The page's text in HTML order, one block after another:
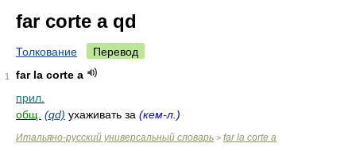
far corte a qd
Толкование Перевод
1
far la corte a
прил.
общ. (qd) ухаживать за (кем-л.)
Итальяно-русский универсальный словарь > far la corte a